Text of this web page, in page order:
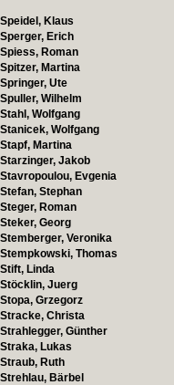
Speidel, Klaus
Sperger, Erich
Spiess, Roman
Spitzer, Martina
Springer, Ute
Spuller, Wilhelm
Stahl, Wolfgang
Stanicek, Wolfgang
Stapf, Martina
Starzinger, Jakob
Stavropoulou, Evgenia
Stefan, Stephan
Steger, Roman
Steker, Georg
Stemberger, Veronika
Stempkowski, Thomas
Stift, Linda
Stöcklin, Juerg
Stopa, Grzegorz
Stracke, Christa
Strahlegger, Günther
Straka, Lukas
Straub, Ruth
Strehlau, Bärbel